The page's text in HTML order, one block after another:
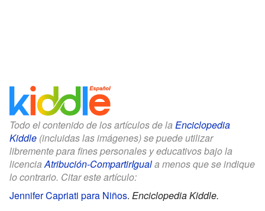
Todo el contenido de los artículos de la Enciclopedia
Kiddle (incluidas las imágenes) se puede utilizar
libremente para fines personales y educativos bajo la
licenciaAtribución-CompartirIguala menos que se indique
lo contrario. Citar este artículo:
Jennifer Capriati para Niños. Enciclopedia Kiddle.